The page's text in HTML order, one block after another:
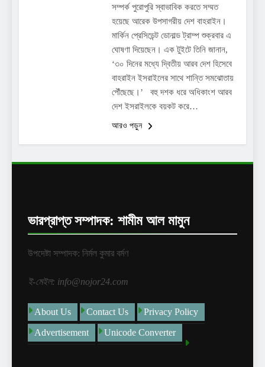
সম্পর্ক পুরোপুরি স্বাভাবিক করতে সম্মত
হয়েছে আরেক উপসাগরীয় দেশ বাহরাইন।
মার্কিন প্রেসিডেন্ট ডোনাল্ড ট্রাম্প শুক্রবার এ
ঘোষণা দিয়েছেন। এক টুইটে তিনি জানান,
‘৩০ দিনের মধ্যে দ্বিতীয় আরব দেশ হিসেবে
বাহরাইন ইসরাইলের সাথে শান্তি সমঝোতায়
পৌঁছেছে।’ বহু দশক ধরে অধিকাংশ আরব
দেশ ইসরাইলকে বয়কট করে…
আরও পড়ুন
ভারপ্রাপ্ত সম্পাদক: শামীম আল মামুন
উপদেষ্টা সম্পাদক: নির্মল কুমার বর্মণ
ই-মেইল: info@nojor24.com
About Us Contact Us Privacy Policy
Advertisement Unicode Converter